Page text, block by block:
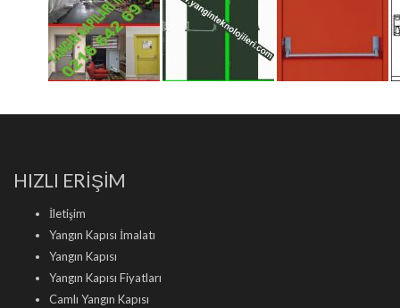
HIZLI ERİŞİM
İletişim
Yangın Kapısı İmalatı
Yangın Kapısı
Yangın Kapısı Fiyatları
Camlı Yangın Kapısı